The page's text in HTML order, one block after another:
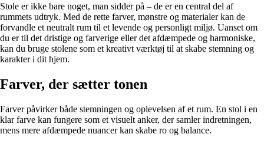
Stole er ikke bare noget, man sidder på – de er en central del af
rummets udtryk. Med de rette farver, mønstre og materialer kan de
forvandle et neutralt rum til et levende og personligt miljø. Uanset om
du er til det dristige og farverige eller det afdæmpede og harmoniske,
kan du bruge stolene som et kreativt værktøj til at skabe stemning og
karakter i dit hjem.
Farver, der sætter tonen
Farver påvirker både stemningen og oplevelsen af et rum. En stol i en
klar farve kan fungere som et visuelt anker, der samler indretningen,
mens mere afdæmpede nuancer kan skabe ro og balance.